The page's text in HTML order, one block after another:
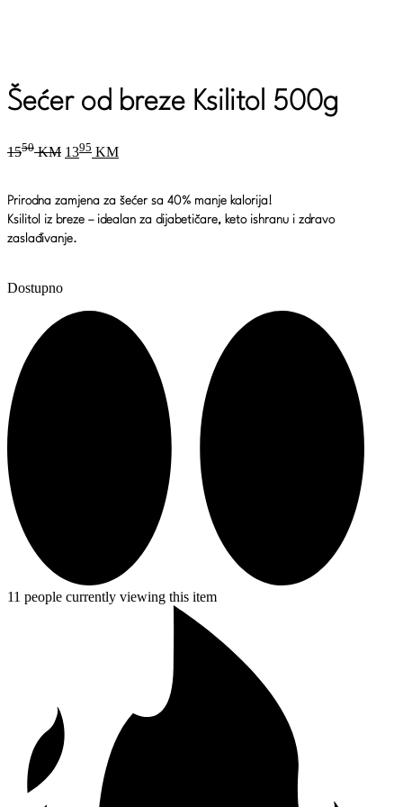
Šećer od breze Ksilitol 500g
1550 KM Original
price
1550 KM.
1395 KMCurrent
price
1395 KM.
Prirodna zamjena za šećer sa 40% manje kalorija!
Ksilitol iz breze – idealan za dijabetičare, keto ishranu i zdravo
zaslađivanje.
Dostupno
11 people currently viewing this item